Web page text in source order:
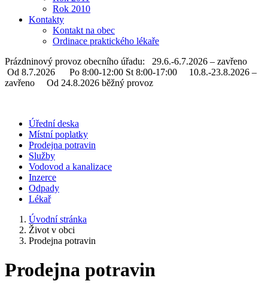
Rok 2010
Kontakty
Kontakt na obec
Ordinace praktického lékaře
Prázdninový provoz obecního úřadu: 29.6.-6.7.2026 – zavřeno
Od 8.7.2026 Po 8:00-12:00 St 8:00-17:00 10.8.-23.8.2026 –
zavřeno Od 24.8.2026 běžný provoz
Úřední deska
Místní poplatky
Prodejna potravin
Služby
Vodovod a kanalizace
Inzerce
Odpady
Lékař
Úvodní stránka
Život v obci
Prodejna potravin
Prodejna potravin